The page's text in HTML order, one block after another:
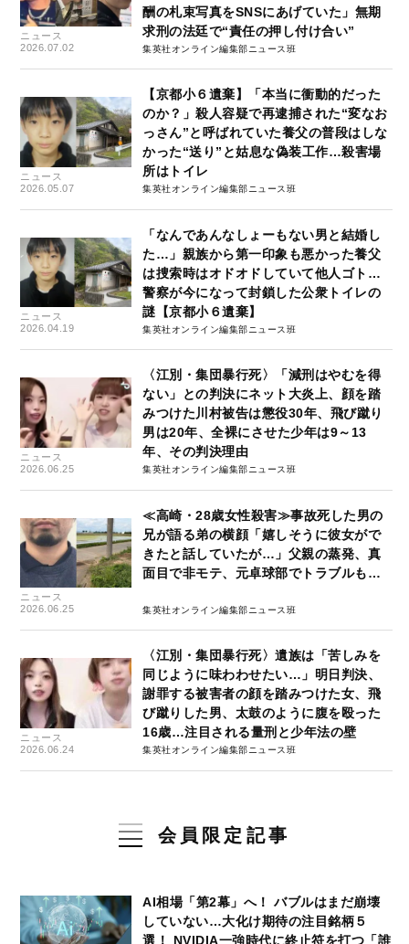
ニュース
2026.07.02
酬の札束写真をSNSにあげていた」無期
求刑の法廷で“責任の押し付け合い”
集英社オンライン編集部ニュース班
ニュース
2026.05.07
【京都小６遺棄】「本当に衝動的だった
のか？」殺人容疑で再逮捕された“変なお
っさん”と呼ばれていた養父の普段はしな
かった“送り”と姑息な偽装工作…殺害場
所はトイレ
集英社オンライン編集部ニュース班
ニュース
2026.04.19
「なんであんなしょーもない男と結婚し
た…」親族から第一印象も悪かった養父
は捜索時はオドオドしていて他人ゴト…
警察が今になって封鎖した公衆トイレの
謎【京都小６遺棄】
集英社オンライン編集部ニュース班
ニュース
2026.06.25
〈江別・集団暴行死〉「減刑はやむを得
ない」との判決にネット大炎上、顔を踏
みつけた川村被告は懲役30年、飛び蹴り
男は20年、全裸にさせた少年は9～13
年、その判決理由
集英社オンライン編集部ニュース班
ニュース
2026.06.25
≪高崎・28歳女性殺害≫事故死した男の
兄が語る弟の横顔「嬉しそうに彼女がで
きたと話していたが…」父親の蒸発、真
面目で非モテ、元卓球部でトラブルも…
集英社オンライン編集部ニュース班
ニュース
2026.06.24
〈江別・集団暴行死〉遺族は「苦しみを
同じように味わわせたい…」明日判決、
謝罪する被害者の顔を踏みつけた女、飛
び蹴りした男、太鼓のように腹を殴った
16歳…注目される量刑と少年法の壁
集英社オンライン編集部ニュース班
会員限定記事
AI相場「第2幕」へ！ バブルはまだ崩壊
していない…大化け期待の注目銘柄５
選！ NVIDIA一強時代に終止符を打つ「誰